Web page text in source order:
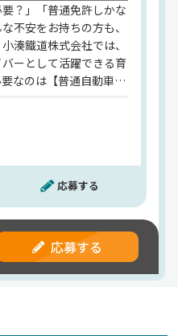
要？」「普通免許しかな
不安をお持ちの方も、
湊鐵道株式会社では、
ーとして活躍できる育
なのは【普通自動車免
教育担当による丁寧な
【会社負担】で取得可
も、プロの運転士とし
があります。さらに、
以上に加え、各種手
年度の平均年収は
入を実現。高速・長距
当も充実しているた
反映されます。しかも
の自己負担で利用でき
応募する
応募する